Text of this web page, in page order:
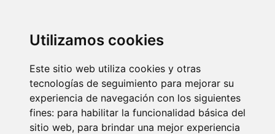
Utilizamos cookies
Este sitio web utiliza cookies y otras
tecnologías de seguimiento para mejorar su
experiencia de navegación con los siguientes
fines: para habilitar la funcionalidad básica del
sitio web, para brindar una mejor experiencia